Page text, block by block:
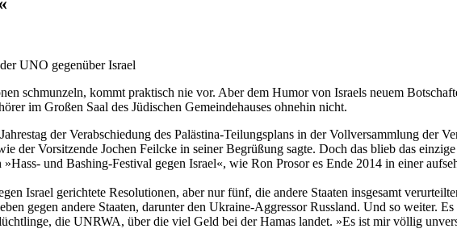
UNO gegenüber Israel
schmunzeln, kommt praktisch nie vor. Aber dem Humor von Israels neuem
im Großen Saal des Jüdischen Gemeindehauses ohnehin nicht.
der Verabschiedung des Palästina-Teilungsplans in der Vollversammlung der
der Vorsitzende Jochen Feilcke in seiner Begrüßung sagte. Doch das blieb das
und Bashing-Festival gegen Israel«, wie Ron Prosor es Ende 2014 in einer
Israel gerichtete Resolutionen, aber nur fünf, die andere Staaten insgesamt
gegen andere Staaten, darunter den Ukraine-Aggressor Russland. Und so weiter.
die UNRWA, über die viel Geld bei der Hamas landet. »Es ist mir völlig